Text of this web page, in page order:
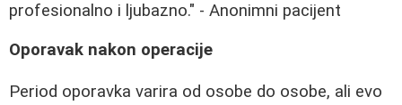
profesionalno i ljubazno." - Anonimni pacijent
Oporavak nakon operacije
Period oporavka varira od osobe do osobe, ali evo